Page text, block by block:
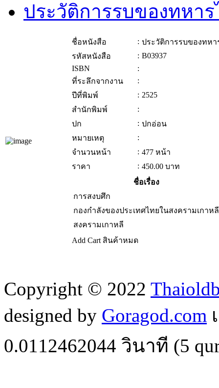
ประวัติการรบของทหา
ชื่อหนังสือ : ประวัติการรบของทหา
รหัสหนังสือ
: B03937
ISBN
:
ที่ระลึกจากงาน
:
ปีที่พิมพ์
: 2525
สำนักพิมพ์
:
ปก
: ปกอ่อน
หมายเหตุ
:
จำนวนหน้า
: 477 หน้า
ราคา
: 450.00 บาท
ชื่อเรื่อง
การสงบศึก
กองกำลังของประเทศไทยในสงครามเกาหลี
สงครามเกาหลี
Add Cart สินค้าหมด
Copyright © 2022
designed by Goragod.com
0.0112462044 วินาที (5